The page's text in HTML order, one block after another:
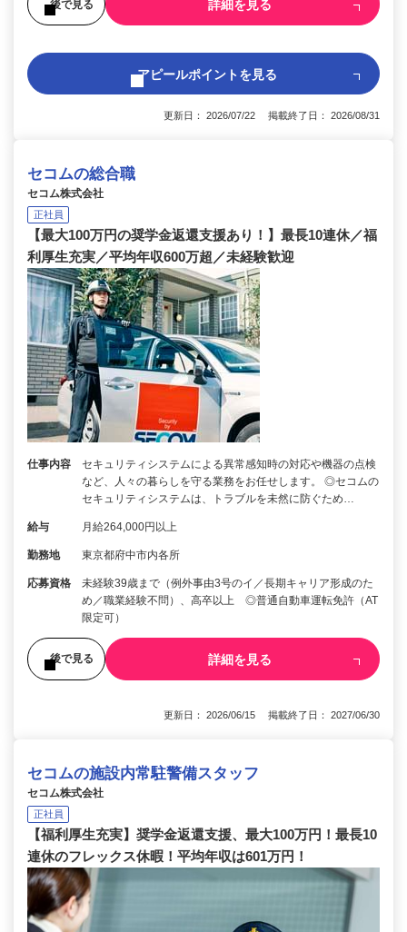
後で見る 詳細を見る
アピールポイントを見る
更新日： 2026/07/22 掲載終了日： 2026/08/31
セコムの総合職
セコム株式会社
正社員
【最大100万円の奨学金返還支援あり！】最長10連休／福
利厚生充実／平均年収600万超／未経験歓迎
仕事内容
セキュリティシステムによる異常感知時の対応や機器の点検
など、人々の暮らしを守る業務をお任せします。 ◎セコムの
セキュリティシステムは、トラブルを未然に防ぐため…
給与 月給264,000円以上
勤務地 東京都府中市内各所
応募資格
未経験39歳まで（例外事由3号のイ／長期キャリア形成のた
め／職業経験不問）、高卒以上 ◎普通自動車運転免許（AT
限定可）
後で見る 詳細を見る
更新日： 2026/06/15 掲載終了日： 2027/06/30
セコムの施設内常駐警備スタッフ
セコム株式会社
正社員
【福利厚生充実】奨学金返還支援、最大100万円！最長10
連休のフレックス休暇！平均年収は601万円！